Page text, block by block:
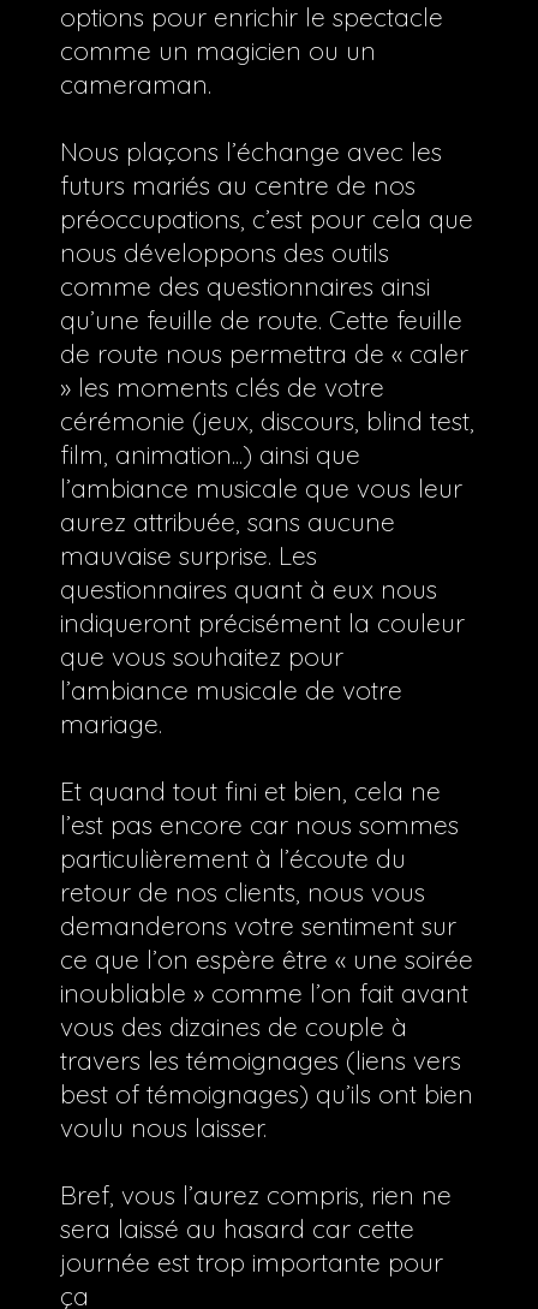
options pour enrichir le spectacle
comme un magicien ou un
cameraman.
Nous plaçons l’échange avec les
futurs mariés au centre de nos
préoccupations, c’est pour cela que
nous développons des outils
comme des questionnaires ainsi
qu’une feuille de route. Cette feuille
de route nous permettra de « caler
» les moments clés de votre
cérémonie (jeux, discours, blind test,
film, animation...) ainsi que
l’ambiance musicale que vous leur
aurez attribuée, sans aucune
mauvaise surprise. Les
questionnaires quant à eux nous
indiqueront précisément la couleur
que vous souhaitez pour
l’ambiance musicale de votre
mariage.
Et quand tout fini et bien, cela ne
l’est pas encore car nous sommes
particulièrement à l’écoute du
retour de nos clients, nous vous
demanderons votre sentiment sur
ce que l’on espère être « une soirée
inoubliable » comme l’on fait avant
vous des dizaines de couple à
travers les témoignages (liens vers
best of témoignages) qu’ils ont bien
voulu nous laisser.
Bref, vous l’aurez compris, rien ne
sera laissé au hasard car cette
journée est trop importante pour
ça